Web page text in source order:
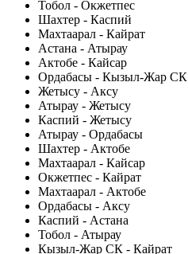
Тобол - Окжетпес
Шахтер - Каспий
Махтаарал - Кайрат
Астана - Атырау
Актобе - Кайсар
Ордабасы - Кызыл-Жар СК
Жетысу - Аксу
Атырау - Жетысу
Каспий - Жетысу
Атырау - Ордабасы
Шахтер - Актобе
Махтаарал - Кайсар
Окжетпес - Кайрат
Махтаарал - Актобе
Ордабасы - Аксу
Каспий - Астана
Тобол - Атырау
Кызыл-Жар СК - Кайрат